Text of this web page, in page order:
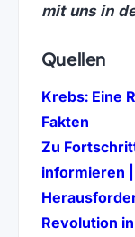
mit uns in
Quellen
Krebs: Eine
Fakten(öffnet
Zu
informieren
Revolution